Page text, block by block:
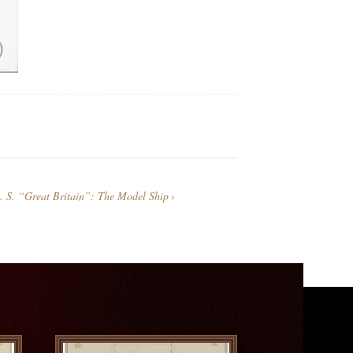
S. “Great Britain”: The Model Ship